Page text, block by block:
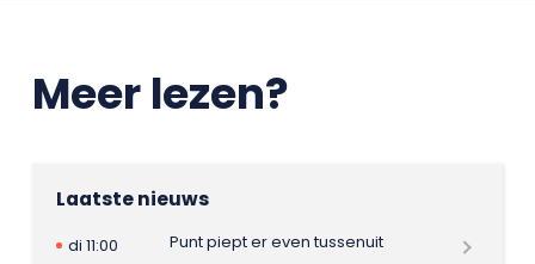
Meer lezen?
Laatste nieuws
di 11:00
Punt piept er even tussenuit